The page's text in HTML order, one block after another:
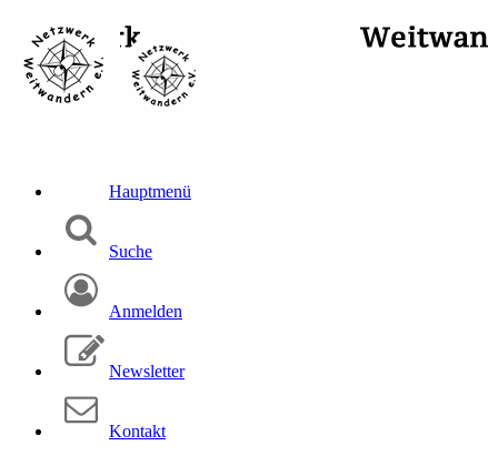
Hauptmenü
Suche
Anmelden
Newsletter
Kontakt